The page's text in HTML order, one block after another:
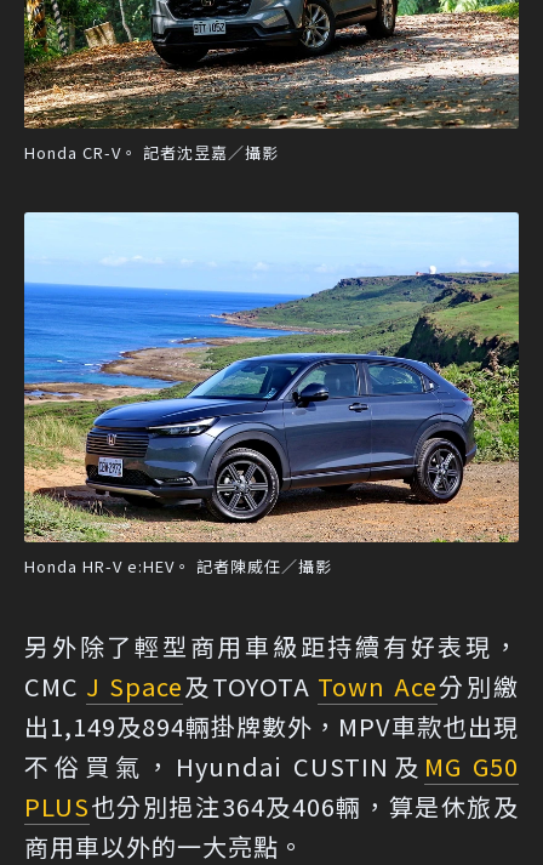
Honda CR-V。 記者沈昱嘉／攝影
Honda HR-V e:HEV。 記者陳威任／攝影
另外除了輕型商用車級距持續有好表現，
CMC J Space及TOYOTA Town Ace分別繳
出1,149及894輛掛牌數外，MPV車款也出現
不俗買氣，Hyundai CUSTIN及 MG G50
PLUS也分別挹注364及406輛，算是休旅及
商用車以外的一大亮點。